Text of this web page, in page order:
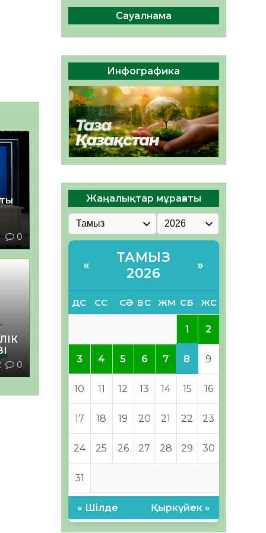
0
0
Руслан Рүстемұлы облыс
әкімінің кеңесшісі болып
тағайындалды
05.08.2026
44 0
Сауалнама
Инфографика
Жаңалықтар мұрағаты
«
ТАМЫЗ
2026
»
ДС СС СӘ БС ЖМ СБ ЖС
1 2
3 4 5 6 7 8 9
10 11 12 13 14 15 16
17 18 19 20 21 22 23
24 25 26 27 28 29 30
31
« Шілде Қыркүйек »